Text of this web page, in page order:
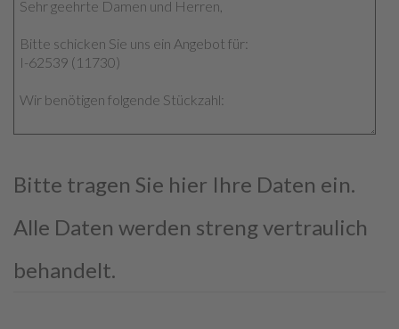
Bitte tragen Sie hier Ihre Daten ein.
Alle Daten werden streng vertraulich
behandelt.